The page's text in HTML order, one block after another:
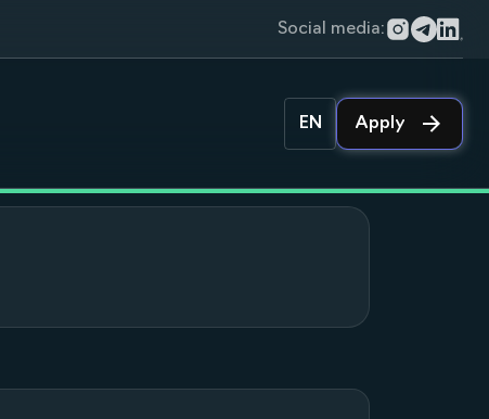
Social media:
EN Apply